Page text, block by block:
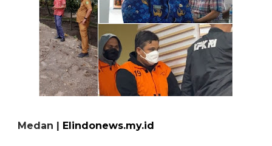
Medan | Elindonews.my.id